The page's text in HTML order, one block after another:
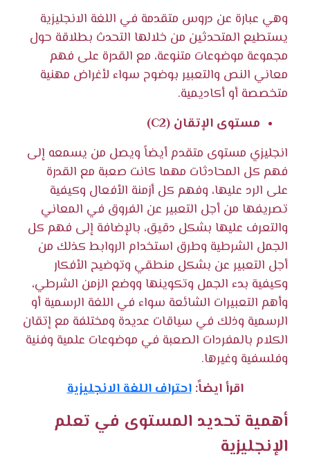
وهي عبارة عن دروس متقدمة في اللغة الانجليزية
يستطيع المتحدثين من خلالها التحدث بطلاقة حول
مجموعة موضوعات متنوعة، مع القدرة على فهم
معاني النص والتعبير بوضوح سواء لأغراض مهنية
متخصصة أو أكاديمية.
مستوى الإتقان (C2)
انجليزي مستوى متقدم أيضاً ويصل من يسمعه إلى
فهم كل المحادثات مهما كانت صعبة مع القدرة
على الرد عليها، وفهم كل أزمنة الأفعال وكيفية
تصريفها من أجل التعبير عن الفروق في المعاني
والتعرف عليها بشكل دقيق، بالإضافة إلى فهم كل
الجمل الشرطية وطرق استخدام الروابط كذلك من
أجل التعبير عن بشكل منطقي وتوضيح الأفكار
وكيفية بدء الجمل وتكوينها ووضع الزمن الشرطي،
وأهم التعبيرات الشائعة سواء في اللغة الرسمية أو
الرسمية وذلك في سياقات عديدة ومختلفة مع إتقان
الكلام بالمفردات الصعبة في موضوعات علمية وفنية
وفلسفية وغيرها.
اقرأ ايضاً:احتراف اللغة الانجليزية
أهمية تحديد المستوى في تعلم
الإنجليزية